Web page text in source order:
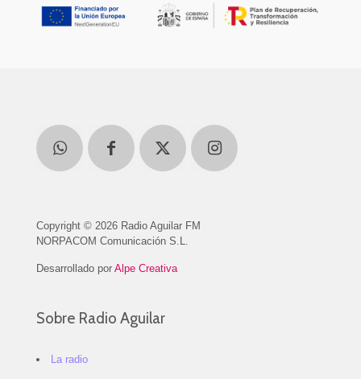
Copyright © 2026 Radio Aguilar FM
NORPACOM Comunicación S.L.
Desarrollado por Alpe Creativa
Sobre Radio Aguilar
La radio